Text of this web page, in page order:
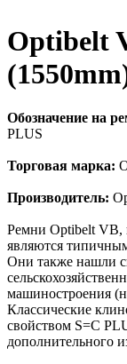
Optibelt
Обозначение на
PLUS
Торговая марка:
Производитель:
Ремни Optibelt VB,
являются
Они также нашли
машиностроения
Классические
свойством S=C
дополнительного